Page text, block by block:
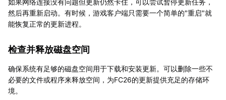
然后再重新启动。有时候，游戏客户端只需要一个简单的"重启"就
能恢复正常的更新进程。
检查并释放磁盘空间
确保系统有足够的磁盘空间用于下载和安装更新。可以删除一些不
必要的文件或程序来释放空间，为FC26的更新提供充足的存储环
境。